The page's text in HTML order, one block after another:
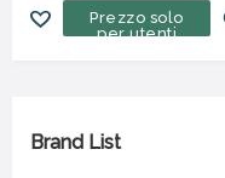
Brand List
Prezzo solo
per utenti